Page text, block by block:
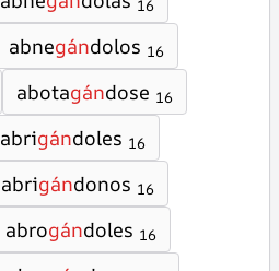
16
abnegándolos 16
abotagándose 16
abrigándoles 16
abrigándonos 16
abrogándoles 16